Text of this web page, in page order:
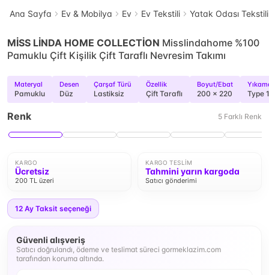
Ana Sayfa Ev & Mobilya Ev Ev Tekstili Yatak Odası Tekstili
MİSS LİNDA HOME COLLECTİON Misslindahome %100
Pamuklu Çift Kişilik Çift Taraflı Nevresim Takımı
Materyal
Pamuklu
Desen
Düz
Çarşaf Türü
Lastiksiz
Özellik
Çift Taraflı
Boyut/Ebat
200 x 220 Type 1
Renk 5 Farklı Renk
KARGO
Ücretsiz
200 TL üzeri
KARGO TESLIM
Tahmini yarın kargoda
Satıcı gönderimi
12 Ay Taksit seçeneği
Güvenli alışveriş
Satıcı doğrulandı, ödeme ve teslimat süreci gormeklazim.com
tarafından koruma altında.